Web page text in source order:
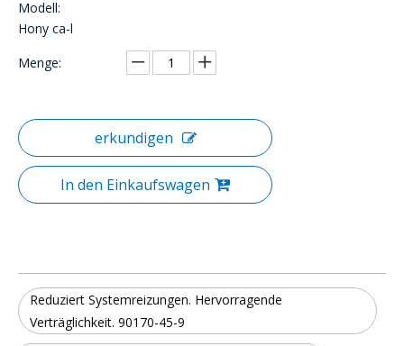
Modell:
Hony ca-l
Menge:
erkundigen
In den Einkaufswagen
Reduziert Systemreizungen. Hervorragende
Verträglichkeit. 90170-45-9